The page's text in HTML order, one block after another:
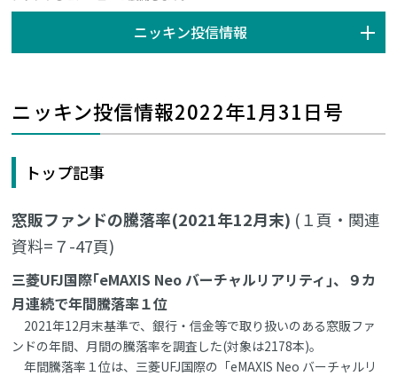
ニッキン投信情報
ニッキン投信情報2022年1月31日号
トップ記事
窓販ファンドの騰落率(2021年12月末) (１頁・関連
資料=７-47頁)
三菱UFJ国際｢eMAXIS Neo バーチャルリアリティ｣、９カ
月連続で年間騰落率１位
2021年12月末基準で、銀行・信金等で取り扱いのある窓販ファ
ンドの年間、月間の騰落率を調査した(対象は2178本)。
年間騰落率１位は、三菱UFJ国際の「eMAXIS Neo バーチャルリ